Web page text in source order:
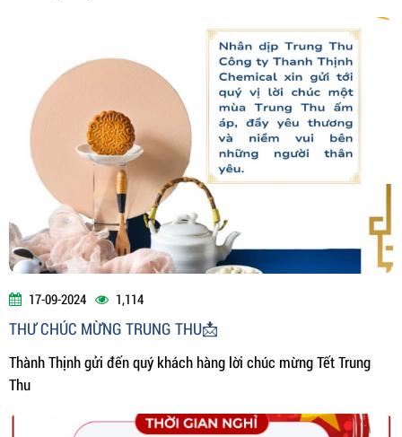
17-09-2024 1,114
THƯ CHÚC MỪNG TRUNG THU📩
Thành Thịnh gửi đến quý khách hàng lời chúc mừng Tết Trung
Thu